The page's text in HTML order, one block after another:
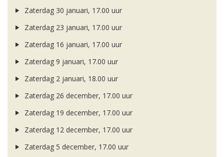
Zaterdag 30 januari, 17.00 uur
Zaterdag 23 januari, 17.00 uur
Zaterdag 16 januari, 17.00 uur
Zaterdag 9 januari, 17.00 uur
Zaterdag 2 januari, 18.00 uur
Zaterdag 26 december, 17.00 uur
Zaterdag 19 december, 17.00 uur
Zaterdag 12 december, 17.00 uur
Zaterdag 5 december, 17.00 uur